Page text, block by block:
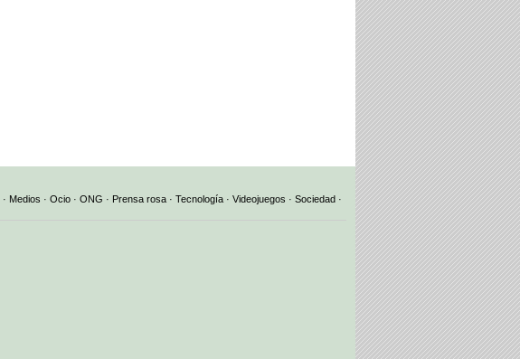
· Medios · Ocio · ONG · Prensa rosa · Tecnología · Videojuegos · Sociedad ·